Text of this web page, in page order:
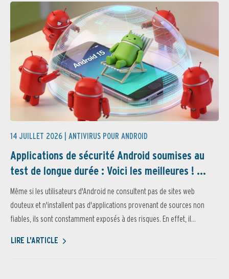
14 JUILLET 2026 | ANTIVIRUS POUR ANDROID
Applications de sécurité Android soumises au
test de longue durée : Voici les meilleures ! ...
Même si les utilisateurs d'Android ne consultent pas de sites web
douteux et n'installent pas d'applications provenant de sources non
fiables, ils sont constamment exposés à des risques. En effet, il...
LIRE L'ARTICLE